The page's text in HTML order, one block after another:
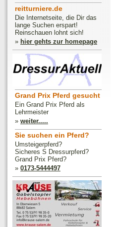
reitturniere.de
Die Internetseite, die Dir das
lange Suchen erspart!
Reinschauen lohnt sich!
» hier gehts zur homepage
Grand Prix Pferd gesucht
Ein Grand Prix Pferd als
Lehrmeister
» weiter.....
Sie suchen ein Pferd?
Umsteigerpferd?
Sicheres S Dressurpferd?
Grand Prix Pferd?
» 0173-5444497